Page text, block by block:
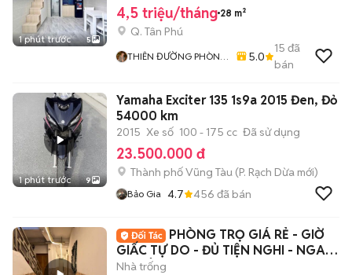
1 phút trước 5
4,5 triệu/tháng 28 m²
Q. Tân Phú
THIÊN ĐƯỜNG PHÒNG
5.0
15 đã
bán
1 phút trước 9
Yamaha Exciter 135 1s9a 2015 Đen, Đỏ
54000 km
2015 Xe số 100 - 175 cc Đã sử dụng
23.500.000 đ
Thành phố Vũng Tàu (P. Rạch Dừa mới)
Bảo Gia 4.7 456 đã bán
PHÒNG TRỌ GIÁ RẺ - GIỜ
GIẤC TỰ DO - ĐỦ TIỆN NGHI - NGAY
ĐH CÔNG THƯƠNG
Nhà trống